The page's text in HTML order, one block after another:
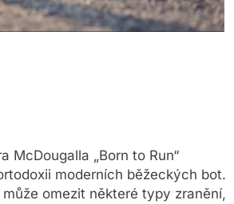
McDougalla „Born to Run“
moderních běžeckých bot.
omezit některé typy zranění,